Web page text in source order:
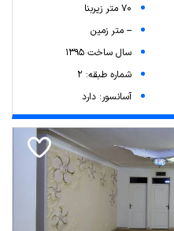
70 متر زیربنا
-- متر زمین
سال ساخت 1395
شماره طبقه: 2
آسانسور: دارد